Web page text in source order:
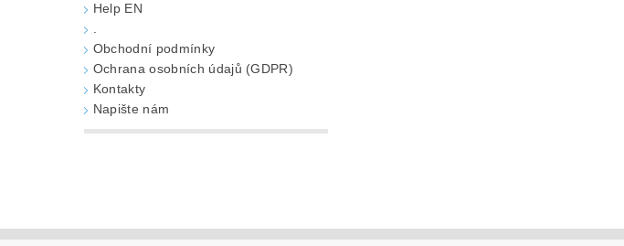
Help EN
Obchodní podmínky
Ochrana osobních údajů (GDPR)
Kontakty
Napište nám